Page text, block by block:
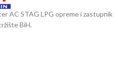
AC STAG LPG opreme i zastupnik
BiH.